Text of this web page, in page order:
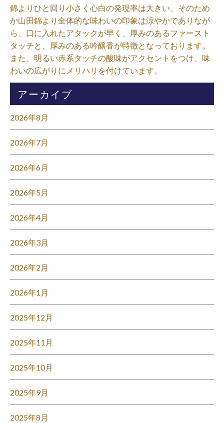
錦よりひと回り小さく心白の発現率は大きい、そのため
か山田錦より全体的な味わいの印象は涼やかでありなが
ら、口に入れたアタックが早く、厚みのあるファースト
タッチと、厚みのある吟醸香が特徴となっております。
また、明るい赤系タッチの酸味がアクセントをつけ、味
わいの広がりにメリハリを付けています。⁡
アーカイブ
2026年8月
2026年7月
2026年6月
2026年5月
2026年4月
2026年3月
2026年2月
2026年1月
2025年12月
2025年11月
2025年10月
2025年9月
2025年8月